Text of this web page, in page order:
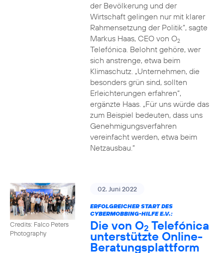
der Bevölkerung und der
Wirtschaft gelingen nur mit klarer
Rahmensetzung der Politik“, sagte
Markus Haas, CEO von O2
Telefónica. Belohnt gehöre, wer
sich anstrenge, etwa beim
Klimaschutz. „Unternehmen, die
besonders grün sind, sollten
Erleichterungen erfahren“,
ergänzte Haas. „Für uns würde das
zum Beispiel bedeuten, dass uns
Genehmigungsverfahren
vereinfacht werden, etwa beim
Netzausbau.“
Credits: Falco Peters
Photography
02. Juni 2022
ERFOLGREICHER START DES
CYBERMOBBING-HILFE E.V.:
Die von O2 Telefónica
unterstützte Online-
Beratungsplattform